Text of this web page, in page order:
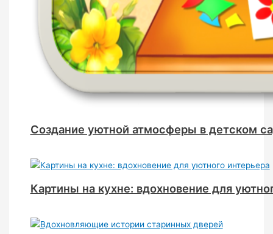
Создание уютной атмосферы в детском
Картины на кухне: вдохновение для